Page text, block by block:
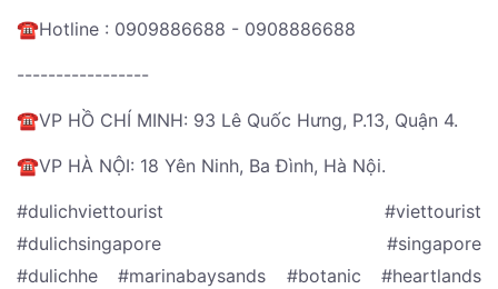
☎️Hotline : 0909886688 - 0908886688
-----------------
☎️VP HỒ CHÍ MINH: 93 Lê Quốc Hưng, P.13, Quận 4.
☎️VP HÀ NỘI: 18 Yên Ninh, Ba Đình, Hà Nội.
#dulichviettourist #viettourist
#dulichsingapore #singapore
#dulichhe #marinabaysands #botanic #heartlands